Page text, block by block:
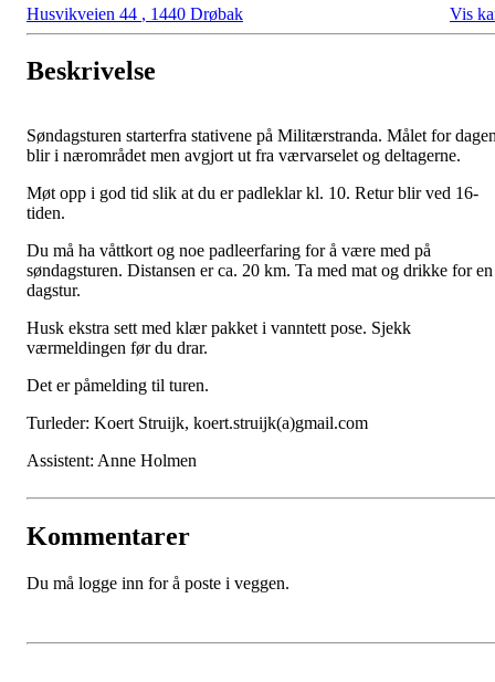
Husvikveien 44 , 1440 Drøbak Vis
Beskrivelse
Søndagsturen starterfra stativene på Militærstranda. Målet for
blir i nærområdet men avgjort ut fra værvarselet og deltagerne.
Møt opp i god tid slik at du er padleklar kl. 10. Retur blir ved 16-
tiden.
Du må ha våttkort og noe padleerfaring for å være med på
søndagsturen. Distansen er ca. 20 km. Ta med mat og drikke for en
dagstur.
Husk ekstra sett med klær pakket i vanntett pose. Sjekk
værmeldingen før du drar.
Det er påmelding til turen.
Turleder: Koert Struijk, koert.struijk(a)gmail.com
Assistent: Anne Holmen
Kommentarer
Du må logge inn for å poste i veggen.